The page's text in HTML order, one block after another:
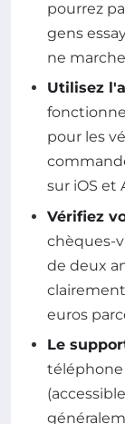
pourrez
gens
ne
Utilisez
pour les
sur iOS et
Vérifiez
chèques-
de deux
euros
Le
téléphone